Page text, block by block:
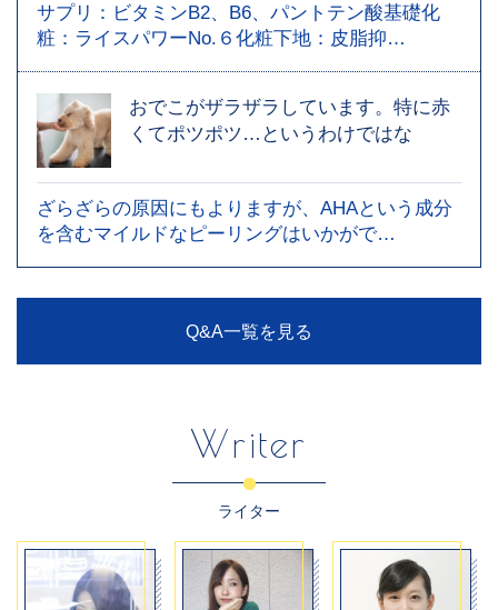
サプリ：ビタミンB2、B6、パントテン酸基礎化
粧：ライスパワーNo.６化粧下地：皮脂抑…
おでこがザラザラしています。特に赤
くてポツポツ…というわけではな
ざらざらの原因にもよりますが、AHAという成分
を含むマイルドなピーリングはいかがで…
Q&A一覧を見る
Writer
ライター